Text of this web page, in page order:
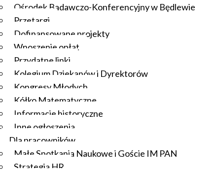
Ośrodek Badawczo-Konferencyjny w Będlewie
Przetargi
Dofinansowane projekty
Wnoszenie opłat
Przydatne linki
Kolegium Dziekanów i Dyrektorów
Kongresy Młodych
Kółko Matematyczne
Informacje historyczne
Inne ogłoszenia
Dla pracowników
Małe Spotkania Naukowe i Goście IM PAN
Strategia HR